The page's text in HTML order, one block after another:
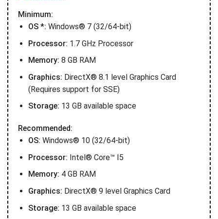
Minimum:
OS *: Windows® 7 (32/64-bit)
Processor: 1.7 GHz Processor
Memory: 8 GB RAM
Graphics: DirectX® 8.1 level Graphics Card
(Requires support for SSE)
Storage: 13 GB available space
Recommended:
OS: Windows® 10 (32/64-bit)
Processor: Intel® Core™ I5
Memory: 4 GB RAM
Graphics: DirectX® 9 level Graphics Card
Storage: 13 GB available space